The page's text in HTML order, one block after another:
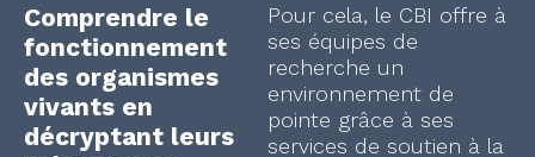
Comprendre le
fonctionnement
des organismes
vivants en
décryptant leurs
Pour cela, le CBI offre à
ses équipes de
recherche un
environnement de
pointe grâce à ses
services de soutien à la